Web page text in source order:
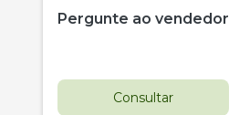
Pergunte ao vendedor
Consultar